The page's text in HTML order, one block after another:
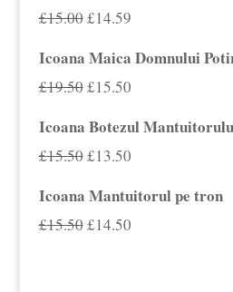
£15.00Prețul
£15.00.
£14.59Prețul
Icoana Maica Domnului
£19.50Prețul
£19.50.
£15.50Prețul
Icoana Botezul
£15.50Prețul
£13.50Prețul
Icoana Mantuitorul pe tron
£15.50Prețul
£14.50Prețul